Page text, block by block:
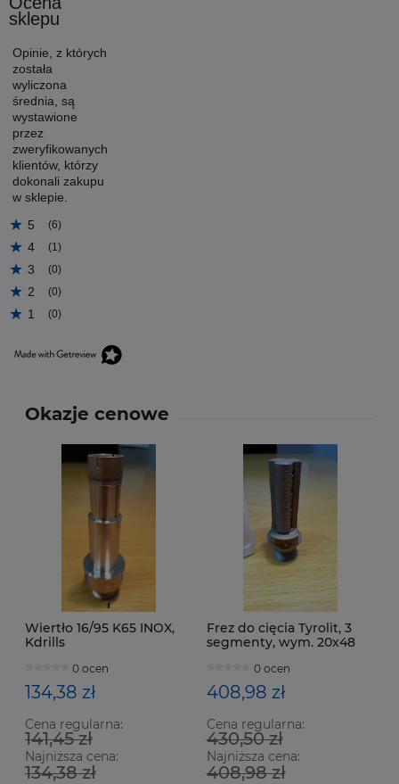
sklepu
Opinie, z których
została
wyliczona
średnia, są
wystawione
przez
zweryfikowanych
klientów, którzy
dokonali zakupu
w sklepie.
5
(6)
4 (1)
3 (0)
2 (0)
1 (0)
Okazje cenowe
Wiertło 16/95 K65 INOX,
Kdrills
0 ocen
134,38 zł
Cena regularna:
141,45 zł
Najniższa cena:
134,38 zł
Frez do cięcia Tyrolit, 3
segmenty, wym. 20x48
0 ocen
408,98 zł
Cena regularna:
430,50 zł
Najniższa cena:
408,98 zł